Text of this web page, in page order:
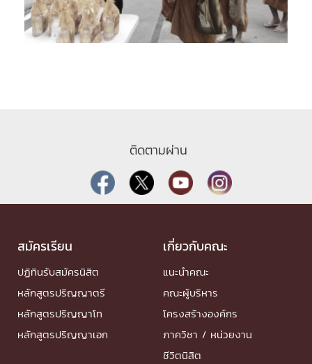
ติดตามผ่าน
สมัครเรียน
ปฏิทินรับสมัครนิสิต
หลักสูตรปริญญาตรี
หลักสูตรปริญญาโท
หลักสูตรปริญญาเอก
เกี่ยวกับคณะ
แนะนำคณะ
คณะผู้บริหาร
โครงสร้างองค์กร
ภาควิชา / หน่วยงาน
ชีวิตนิสิต